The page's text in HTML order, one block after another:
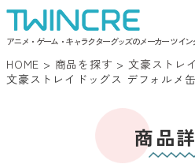
アニメ・ゲーム・キャラクターグッズのメーカー ツイン
HOME > 商品を探す > 文豪ストレ
文豪ストレイドッグス デフォルメ
商品